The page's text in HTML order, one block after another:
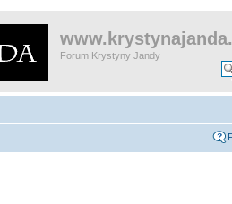
Forum Krystyny Jandy